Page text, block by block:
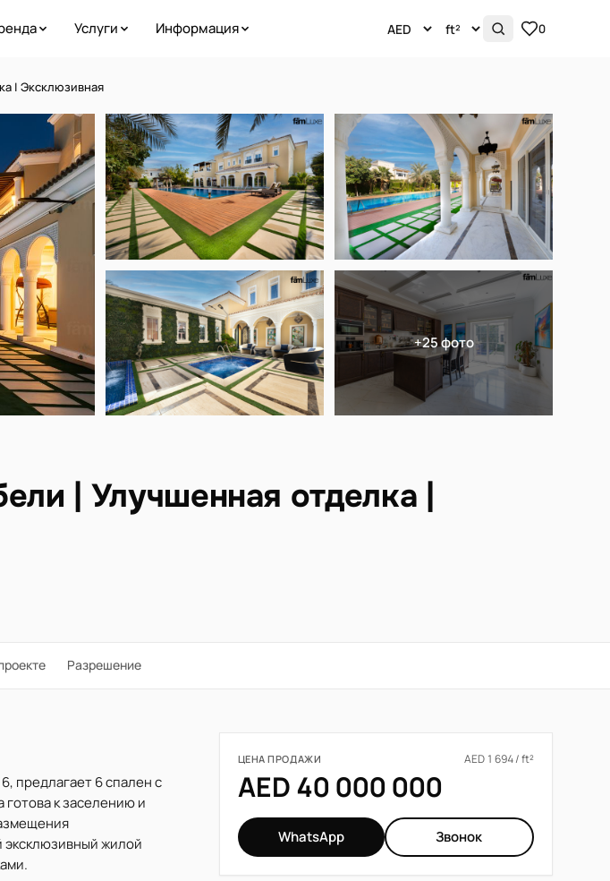
Услуги Информация 0
| Эксклюзивная
+25 фото
| Улучшенная отделка |
Разрешение
предлагает 6 спален с
к заселению и
жилой
ЦЕНА ПРОДАЖИ AED 1 694 / ft²
AED 40 000 000
WhatsApp Звонок